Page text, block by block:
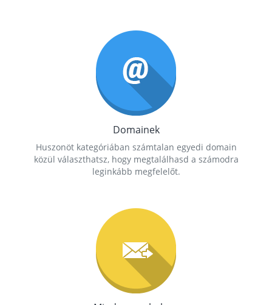
Domainek
Huszonöt kategóriában számtalan egyedi domain
közül választhatsz, hogy megtalálhasd a számodra
leginkább megfelelőt.